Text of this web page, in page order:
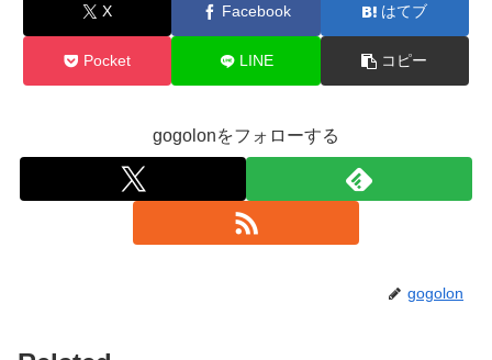
X Facebook はてブ
Pocket LINE コピー
gogolonをフォローする
gogolon